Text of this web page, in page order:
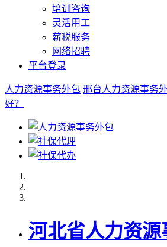
培训咨询
灵活用工
薪税服务
网络招聘
平台登录
人力资源事务外包 邢台人力资源事务
好？
河北省人力资